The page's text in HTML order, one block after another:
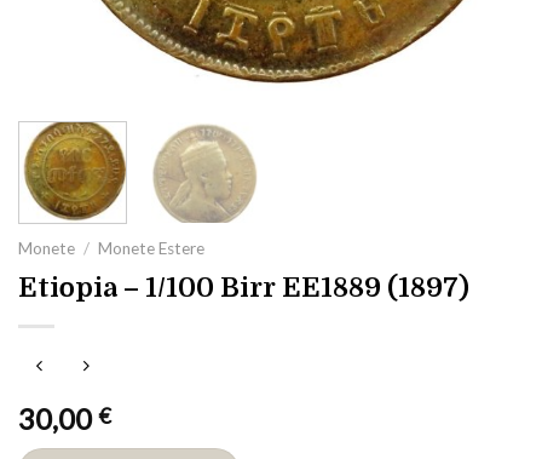
Monete / Monete Estere
Etiopia – 1/100 Birr EE1889 (1897)
30,00€